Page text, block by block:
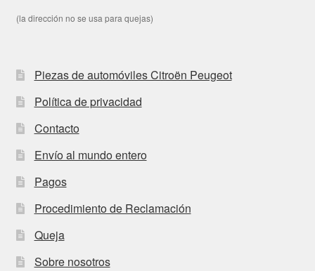
(la dirección no se usa para quejas)
Piezas de automóviles Citroën Peugeot
Política de privacidad
Contacto
Envío al mundo entero
Pagos
Procedimiento de Reclamación
Queja
Sobre nosotros